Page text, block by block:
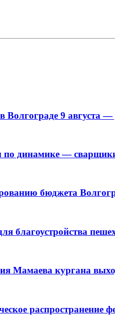
Волгограде 9 августа
по динамике —
бюджета
благоустройства
Мамаева кургана
распространение